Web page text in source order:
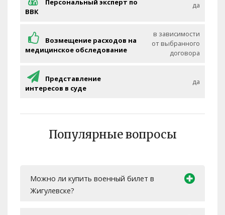
Персональный эксперт по
ВВК
да
Возмещение расходов на
медицинское обследование
в зависимости
от выбранного
договора
Представление
интересов в суде
да
Популярные вопросы
Можно ли купить военный билет в
Жигулевске?